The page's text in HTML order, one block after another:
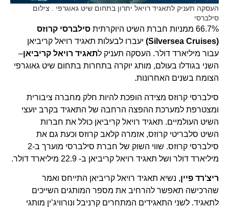
העסקה תעניק לתאגיד רויאל יתרון בתחום שיט גאוגרפי . צילום
סילברסי
66.7% ממניות חברת השיט היוקרתית
סילברסי קרוזס
(Silversea Cruises)
יעברו לבעלות תאגיד רויאל קריביאן
עבור מיליארד דולר. העסקה תעניק לתאגיד רויאל קריביאן–
השני בגודלו בעולם, מותג יוקרה בתחרות בתחום שיט גאוגרפי
הצומח בשנים האחרונות.
סילברסי קרוזס מצידה הופכת להיות חלק מחברה ציבורית
ומצטרפת למערכת ההפצה הרחבה של התאגיד בקרב יועצי
השיט העולמיים. תאגיד רויאל קריביאן כולל את חברות
השיט סלבריטי קרוזס, אזמרה קלאב קרוזס וכעת גם את
סילברסי קרוזס. שווי השוק של חברת סילברסי מוערך ב-2
מיליארד דולר ושל תאגיד רויאל קריביאן ב- 22.9 מיליארד דולר.
ריצ‘רד פיין, נשיא תאגיד רויאל קריביאן התייחס ואמר
שהרכישה תאפשר להרחיב את מספר המותגים השייכים
לתאגיד. לשני התאגידים המתחרים קרניבל ונורוויג’ין מותגי